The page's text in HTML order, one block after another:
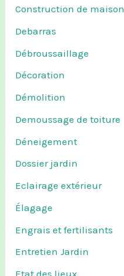
Construction de maison
Debarras
Débroussaillage
Décoration
Démolition
Demoussage de toiture
Déneigement
Dossier jardin
Eclairage extérieur
Élagage
Engrais et fertilisants
Entretien Jardin